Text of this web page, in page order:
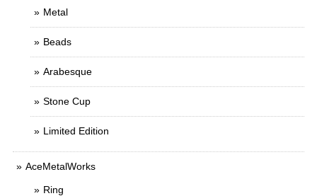
Metal
Beads
Arabesque
Stone Cup
Limited Edition
AceMetalWorks
Ring